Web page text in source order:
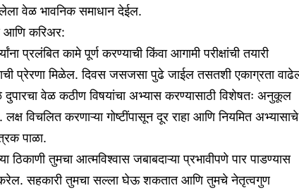
वेळ भावनिक समाधान देईल.
आणि करिअर:
प्रलंबित कामे पूर्ण करण्याची किंवा आगामी परीक्षांची तयारी
प्रेरणा मिळेल. दिवस जसजसा पुढे जाईल तसतशी एकाग्रता
दुपारचा वेळ कठीण विषयांचा अभ्यास करण्यासाठी विशेषतः अनुकूल
लक्ष विचलित करणाऱ्या गोष्टींपासून दूर राहा आणि नियमित अभ्यासाचे
पाळा.
ठिकाणी तुमचा आत्मविश्वास जबाबदाऱ्या प्रभावीपणे पार पाडण्यास
सहकारी तुमचा सल्ला घेऊ शकतात आणि तुमचे नेतृत्वगुण